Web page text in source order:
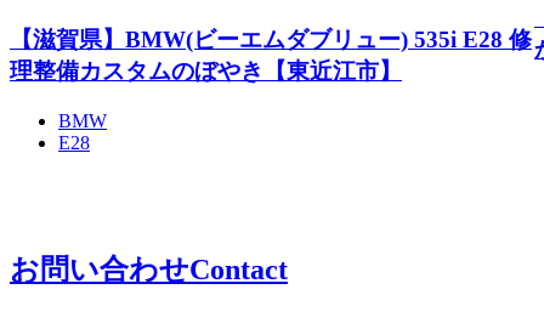
【滋賀県】BMW(ビーエムダブリュー) 535i E28 修
理整備カスタムのぼやき【東近江市】
BMW
E28
お問い合わせContact